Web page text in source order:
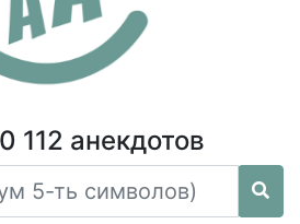
112 анекдотов